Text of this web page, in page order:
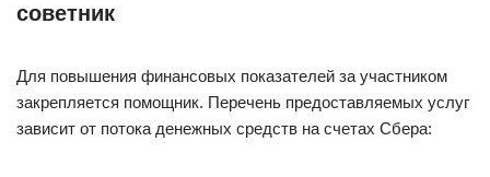
советник
Для повышения финансовых показателей за участником
закрепляется помощник. Перечень предоставляемых услуг
зависит от потока денежных средств на счетах Сбера: